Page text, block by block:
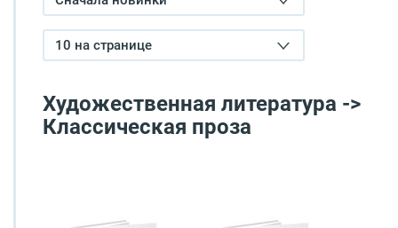
10 на странице
Художественная литература ->
Классическая проза